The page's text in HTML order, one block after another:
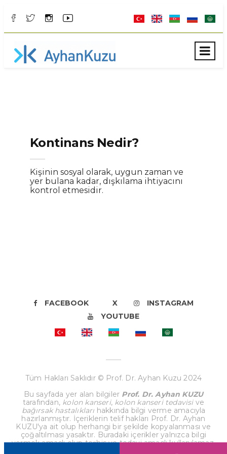
Kontinans Nedir?
Kişinin sosyal olarak, uygun zaman ve
yer bulana kadar, dışkılama ihtiyacını
kontrol etmesidir.
FACEBOOK X
INSTAGRAM
YOUTUBE
Tüm Hakları Saklıdır © Prof. Dr. Ayhan Kuzu 2024
Bu sayfada yer alan bilgiler Prof. Dr. Ayhan KUZU
tarafından, kolon kanseri, kolon kanseri tedavisive
bağırsak hastalıkları hakkında bilgi verme amacıyla
hazırlanmıştır. İçeriklerin telif hakları Prof. Dr. Ayhan
KUZU'ya ait olup herhangi bir şekilde kopyalanması ve
çoğaltılması yasaktır. Buradaki içerikler yalnızca bilgi
vermek amaçlı olup teşhis ve tedavi amaçlı kullanılamaz.